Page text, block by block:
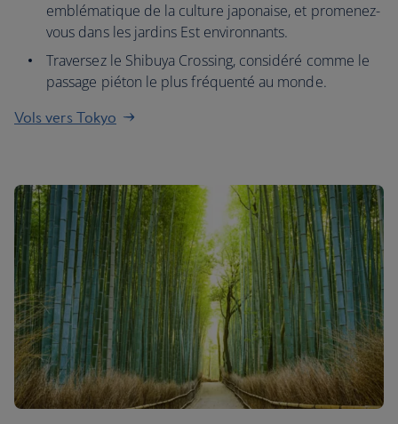
emblématique de la culture japonaise, et promenez-
vous dans les jardins Est environnants.
Traversez le Shibuya Crossing, considéré comme le
passage piéton le plus fréquenté au monde.
Vols vers Tokyo